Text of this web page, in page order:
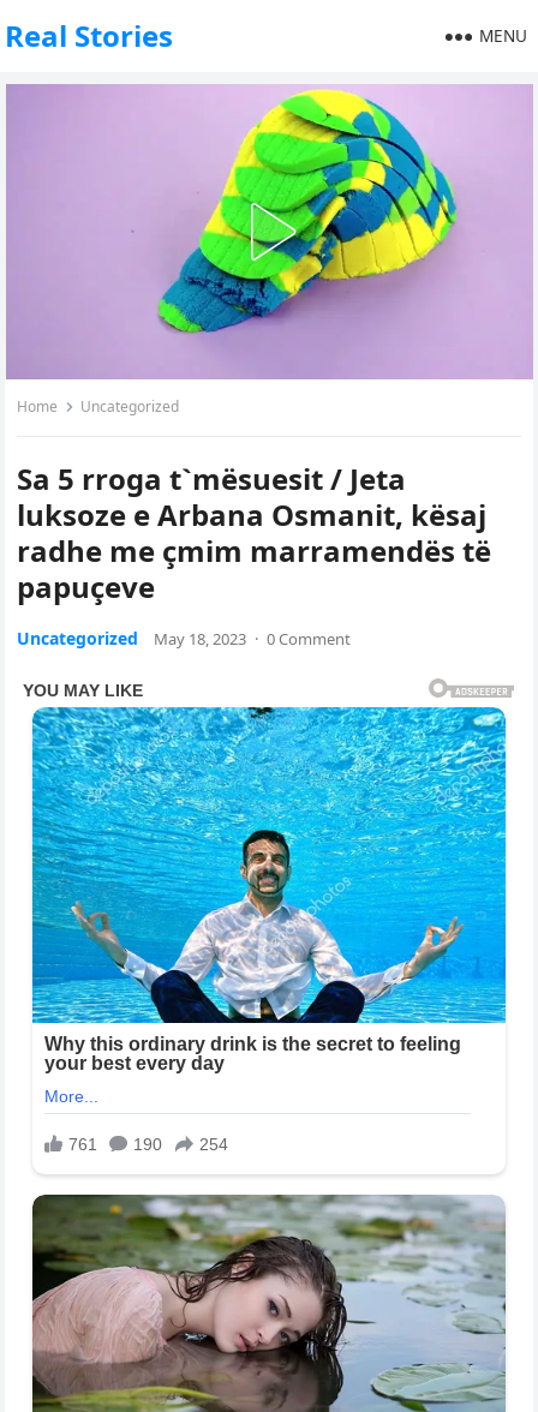
Real Stories MENU
Home Uncategorized
Sa 5 rroga t`mësuesit / Jeta
luksoze e Arbana Osmanit, kësaj
radhe me çmim marramendës të
papuçeve
Uncategorized May 18, 2023 · 0 Comment